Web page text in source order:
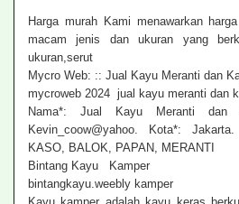
Harga murah Kami menawarkan
macam jenis dan ukuran yang
ukuran,serut
Mycro Web: :: Jual Kayu Meranti dan
mycroweb 2024 jual kayu meranti dan
Nama*: Jual Kayu Meranti dan
Kevin_coow@yahoo. Kota*:
KASO, BALOK, PAPAN, MERANTI
Bintang Kayu Kamper
bintangkayu.weebly kamper